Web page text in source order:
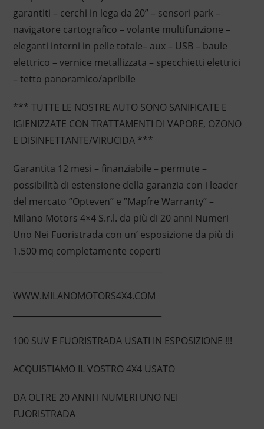
garantiti – cerchi in lega da 20” – sensori park –
navigatore cartografico – volante multifunzione –
eleganti interni in pelle totale– aux – USB – baule
elettrico – vernice metallizzata – specchietti elettrici
– tetto panoramico/apribile
*** TUTTE LE NOSTRE AUTO SONO SANIFICATE E
IGIENIZZATE CON TRATTAMENTI DI VAPORE, OZONO
E DISINFETTANTE/VIRUCIDA ***
Garantita 12 mesi – finanziabile – permute –
possibilità di estensione della garanzia con i leader
del mercato ”Opteven” e ”Mapfre Warranty” –
Milano Motors 4×4 S.r.l. da più di 20 anni Numeri
Uno Nei Fuoristrada con un’ esposizione da più di
1.500 mq completamente coperti
WWW.MILANOMOTORS4X4.COM
100 SUV E FUORISTRADA USATI IN ESPOSIZIONE !!!
ACQUISTIAMO IL VOSTRO 4X4 USATO
DA OLTRE 20 ANNI I NUMERI UNO NEI
FUORISTRADA